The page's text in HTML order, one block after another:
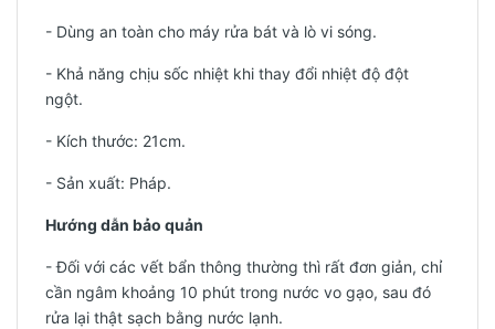
- Dùng an toàn cho máy rửa bát và lò vi sóng.
- Khả năng chịu sốc nhiệt khi thay đổi nhiệt độ đột
ngột.
- Kích thước: 21cm.
- Sản xuất: Pháp.
Hướng dẫn bảo quản
- Đối với các vết bẩn thông thường thì rất đơn giản, chỉ
cần ngâm khoảng 10 phút trong nước vo gạo, sau đó
rửa lại thật sạch bằng nước lạnh.